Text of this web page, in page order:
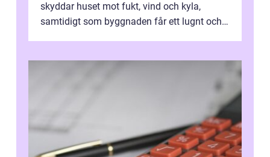
skyddar huset mot fukt, vind och kyla,
samtidigt som byggnaden får ett lugnt och